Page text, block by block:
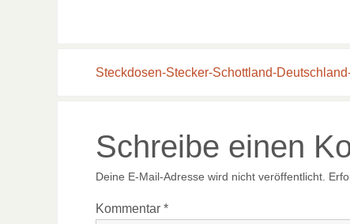
Steckdosen-Stecker-Schottland-
Schreibe einen
Deine E-Mail-Adresse wird nicht veröffentlicht.
Kommentar *